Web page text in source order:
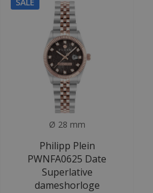
Ø 28 mm
Philipp Plein
PWNFA0625 Date
Superlative
dameshorloge